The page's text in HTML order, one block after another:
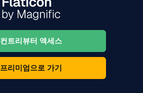
컨트리뷰터 액세스
프리미엄으로 가기